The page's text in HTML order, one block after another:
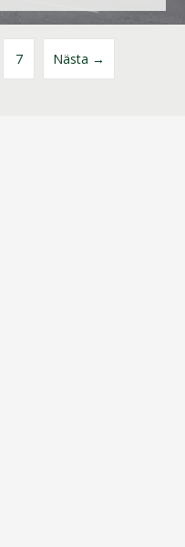
7 Nästa →